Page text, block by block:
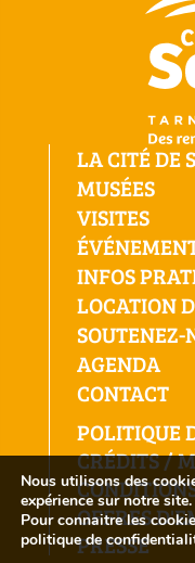
LA CITÉ DE
MUSÉES
VISITES
INFOS
LOCATION
SOUTENEZ-
AGENDA
CONTACT
POLITIQUE
CRÉDITS /
OFFRES
PRESSE
Nous utilisons des
expérience sur notre site.
Pour connaitre les
politique de